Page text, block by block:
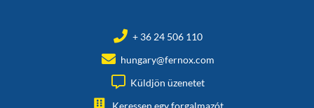
+ 36 24 506 110
hungary@fernox.com
Küldjön üzenetet
Keressen egy forgalmazót